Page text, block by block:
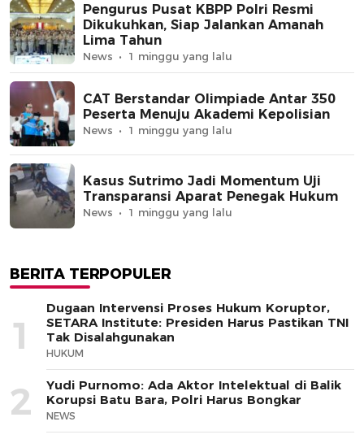
Pengurus Pusat KBPP Polri Resmi
Dikukuhkan, Siap Jalankan Amanah
Lima Tahun
News 1 minggu yang lalu
CAT Berstandar Olimpiade Antar 350
Peserta Menuju Akademi Kepolisian
News 1 minggu yang lalu
Kasus Sutrimo Jadi Momentum Uji
Transparansi Aparat Penegak Hukum
News 1 minggu yang lalu
BERITA TERPOPULER
1
Dugaan Intervensi Proses Hukum Koruptor,
SETARA Institute: Presiden Harus Pastikan TNI
Tak Disalahgunakan
HUKUM
2
Yudi Purnomo: Ada Aktor Intelektual di Balik
Korupsi Batu Bara, Polri Harus Bongkar
NEWS